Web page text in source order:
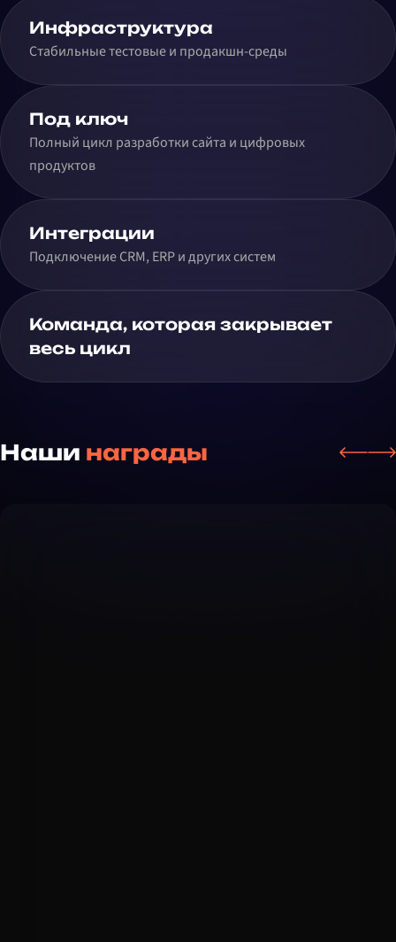
Инфраструктура
Стабильные тестовые и продакшн-среды
Под ключ
Полный цикл разработки сайта и цифровых
продуктов
Интеграции
Подключение CRM, ERP и других систем
Команда, которая закрывает
весь цикл
Наши награды